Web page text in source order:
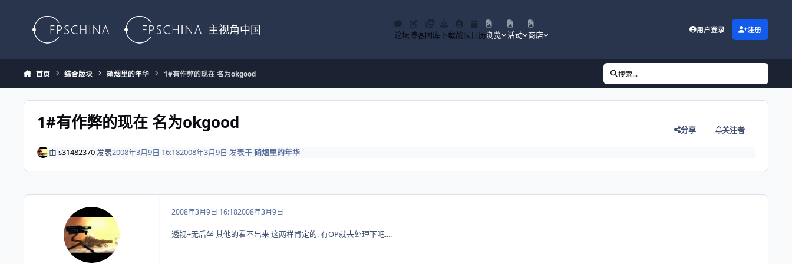
主视角中国 论坛博客图库下载战队 日历浏览 活动 商店
用户登录 注册
首页 综合版块 硝烟里的年华 1#有作弊的现在 名为okgood 搜索...
1#有作弊的现在 名为okgood 分享 关注者
由 s31482370发表2008年3月9日 16:182008年3月9日 发表于硝烟里的年华
2008年3月9日 16:182008年3月9日
透视+无后坐 其他的看不出来 这两样肯定的. 有OP就去处理下吧....